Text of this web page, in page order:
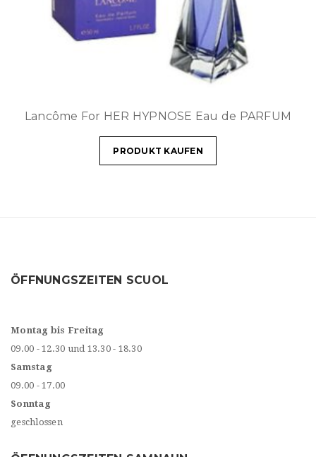
Lancôme For HER HYPNOSE Eau de PARFUM
PRODUKT KAUFEN
ÖFFNUNGSZEITEN SCUOL
Montag bis Freitag
09.00 - 12.30 und 13.30 - 18.30
Samstag
09.00 - 17.00
Sonntag
geschlossen